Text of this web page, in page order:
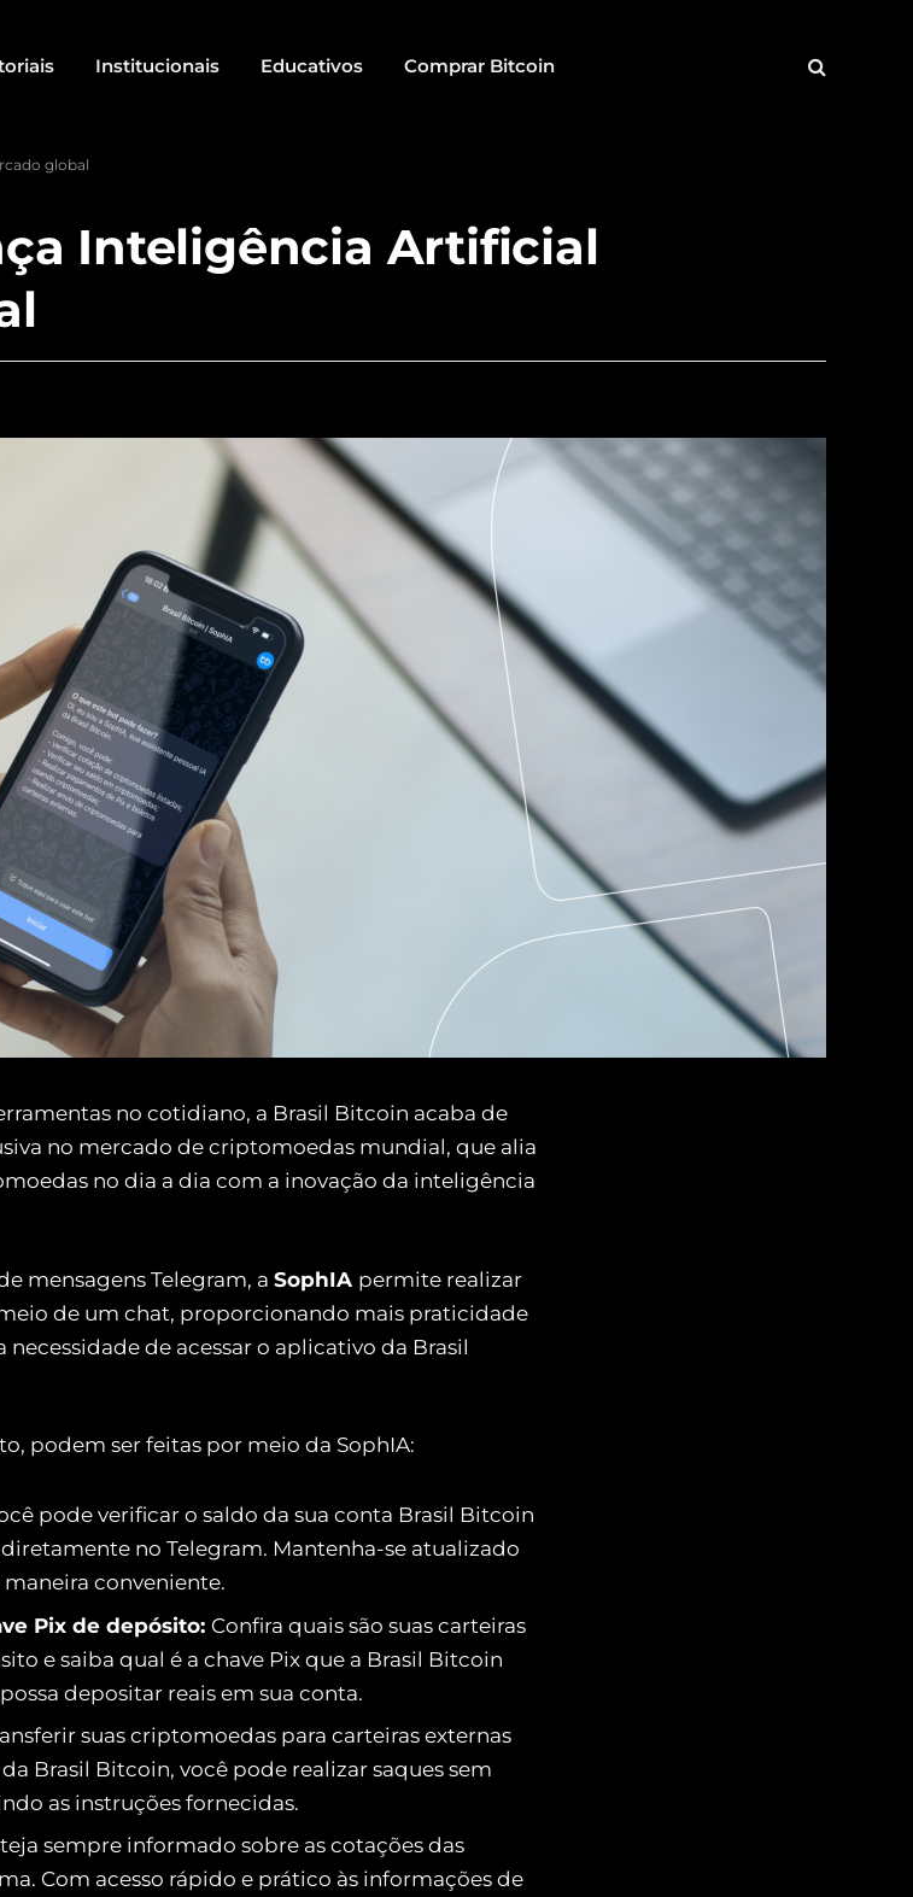
Institucionais Educativos Comprar Bitcoin
global
Inteligência Artificial
no cotidiano, a Brasil Bitcoin acaba de
no mercado de criptomoedas mundial, que alia
no dia a dia com a inovação da inteligência
mensagens Telegram, a SophIA permite realizar
de um chat, proporcionando mais praticidade
necessidade de acessar o aplicativo da Brasil
podem ser feitas por meio da SophIA:
pode verificar o saldo da sua conta Brasil Bitcoin
no Telegram. Mantenha-se atualizado
conveniente.
Pix de depósito: Confira quais são suas carteiras
e saiba qual é a chave Pix que a Brasil Bitcoin
depositar reais em sua conta.
suas criptomoedas para carteiras externas
Brasil Bitcoin, você pode realizar saques sem
as instruções fornecidas.
sempre informado sobre as cotações das
Com acesso rápido e prático às informações de